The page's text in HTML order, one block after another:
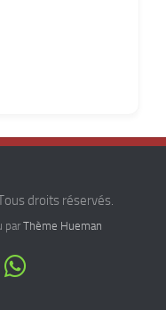
droits réservés.
par Thème Hueman